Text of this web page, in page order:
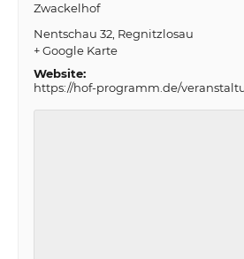
Zwackelhof
Nentschau 32 Regnitzlosau
+ Google Karte
Website:
https://hof-programm.de/